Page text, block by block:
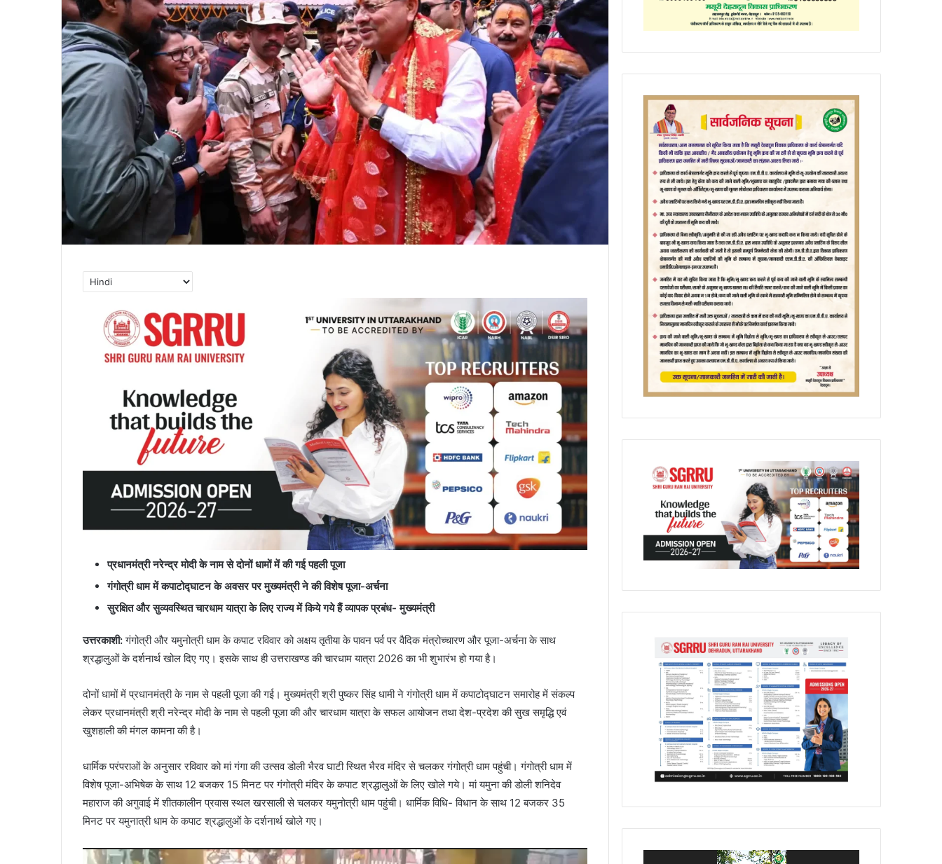
प्रधानमंत्री नरेन्द्र मोदी के नाम से दोनों धामों में की गई पहली पूजा
गंगोत्री धाम में कपाटोद्घाटन के अवसर पर मुख्यमंत्री ने की विशेष पूजा-अर्चना
सुरक्षित और सुव्यवस्थित चारधाम यात्रा के लिए राज्य में किये गये हैं व्यापक प्रबंध- मुख्यमंत्री
उत्तरकाशी:गंगोत्री और यमुनोत्री धाम के कपाट रविवार को अक्षय तृतीया के पावन पर्व पर वैदिक मंत्रोच्चारण और पूजा-अर्चना के साथ
श्रद्धालुओं के दर्शनार्थ खोल दिए गए। इसके साथ ही उत्तराखण्ड की चारधाम यात्रा 2026 का भी शुभारंभ हो गया है।
दोनों धामों में प्रधानमंत्री के नाम से पहली पूजा की गई। मुख्यमंत्री श्री पुष्कर सिंह धामी ने गंगोत्री धाम में कपाटोद्घाटन समारोह में संकल्प
लेकर प्रधानमंत्री श्री नरेन्द्र मोदी के नाम से पहली पूजा की और चारधाम यात्रा के सफल आयोजन तथा देश-प्रदेश की सुख समृद्धि एवं
खुशहाली की मंगल कामना की है।
धार्मिक परंपराओं के अनुसार रविवार को मां गंगा की उत्सव डोली भैरव घाटी स्थित भैरव मंदिर से चलकर गंगोत्री धाम पहुंची। गंगोत्री धाम में
विशेष पूजा-अभिषेक के साथ 12 बजकर 15 मिनट पर गंगोत्री मंदिर के कपाट श्रद्धालुओं के लिए खोले गये। मां यमुना की डोली शनिदेव
महाराज की अगुवाई में शीतकालीन प्रवास स्थल खरसाली से चलकर यमुनोत्री धाम पहुंची। धार्मिक विधि- विधान के साथ 12 बजकर 35
मिनट पर यमुनात्री धाम के कपाट श्रद्धालुओं के दर्शनार्थ खोले गए।
Video